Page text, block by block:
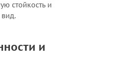
стойкость и
и